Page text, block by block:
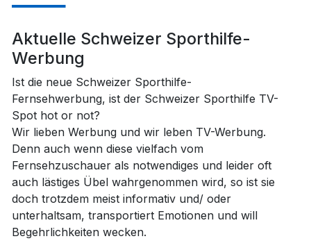
Aktuelle Schweizer Sporthilfe-
Werbung
Ist die neue Schweizer Sporthilfe-
Fernsehwerbung, ist der Schweizer Sporthilfe TV-
Spot hot or not?
Wir lieben Werbung und wir leben TV-Werbung.
Denn auch wenn diese vielfach vom
Fernsehzuschauer als notwendiges und leider oft
auch lästiges Übel wahrgenommen wird, so ist sie
doch trotzdem meist informativ und/ oder
unterhaltsam, transportiert Emotionen und will
Begehrlichkeiten wecken.